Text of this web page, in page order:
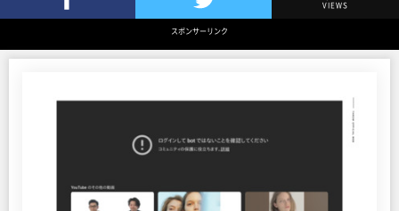
Twitterでツイート
VIEWS
スポンサーリンク